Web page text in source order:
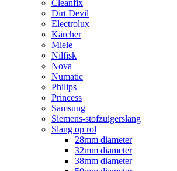
Cleanfix
Dirt Devil
Electrolux
Kärcher
Miele
Nilfisk
Nova
Numatic
Philips
Princess
Samsung
Siemens-stofzuigerslang
Slang op rol
28mm diameter
32mm diameter
38mm diameter